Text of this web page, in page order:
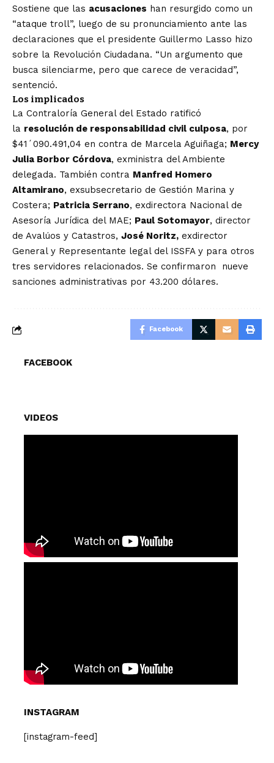
Sostiene que las acusaciones han resurgido como un
“ataque troll”, luego de su pronunciamiento ante las
declaraciones que el presidente Guillermo Lasso hizo
sobre la Revolución Ciudadana. “Un argumento que
busca silenciarme, pero que carece de veracidad”,
sentenció.
Los implicados
La Contraloría General del Estado ratificó
la resolución de responsabilidad civil culposa, por
$41´090.491,04 en contra de Marcela Aguiñaga; Mercy
Julia Borbor Córdova, exministra del Ambiente
delegada. También contra Manfred Homero
Altamirano, exsubsecretario de Gestión Marina y
Costera; Patricia Serrano, exdirectora Nacional de
Asesoría Jurídica del MAE; Paul Sotomayor, director
de Avalúos y Catastros, José Noritz, exdirector
General y Representante legal del ISSFA y para otros
tres servidores relacionados. Se confirmaron nueve
sanciones administrativas por 43.200 dólares.
Facebook
FACEBOOK
VIDEOS
INSTAGRAM
[instagram-feed]